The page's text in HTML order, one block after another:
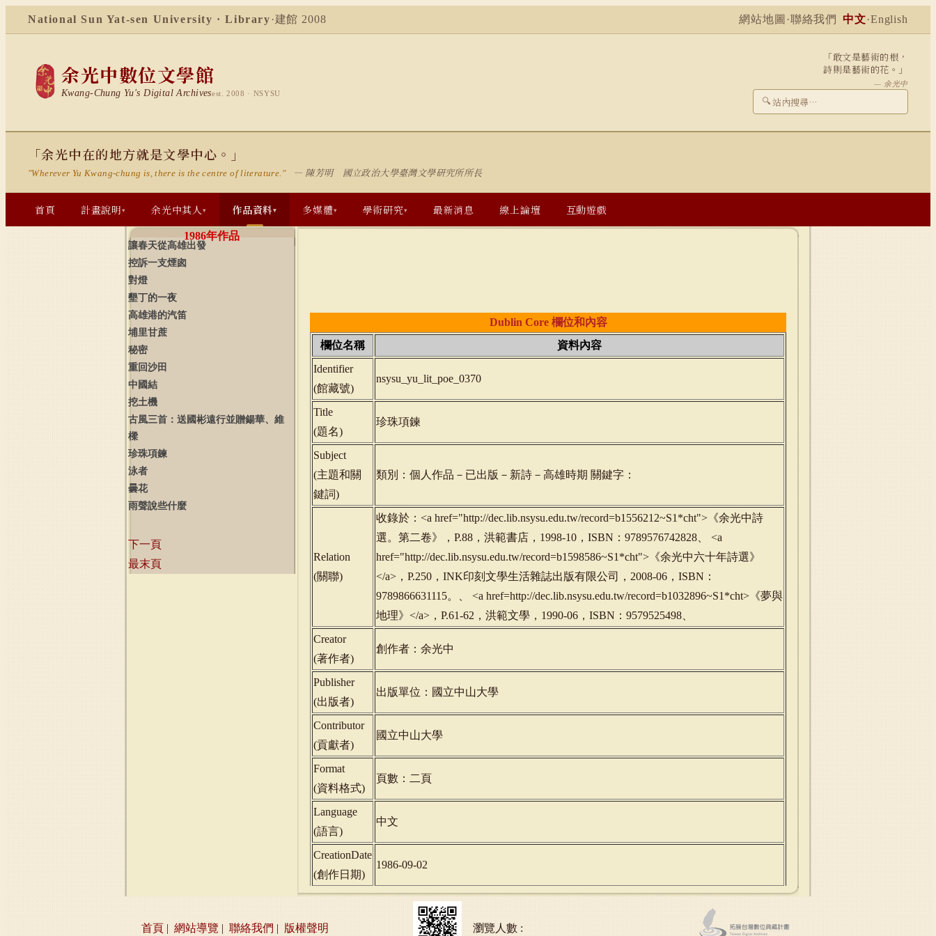
National Sun Yat-sen University · Library ·建館 2008 網站地圖 ·聯絡我們 中文·English
余光中數位文學館
Kwang-Chung Yu's Digital Archivesest. 2008 · NSYSU
「敢文是藝術的根，
詩則是藝術的花。」
— 余光中
🔍
「余光中在的地方就是文學中心。」
"Wherever Yu Kwang-chung is, there is the centre of literature." — 陳芳明 國立政治大學臺灣文學研究所所長
首頁 計畫說明▾ 余光中其人▾ 作品資料▾ 多媒體▾ 學術研究▾ 最新消息 線上論壇 互動遊戲
1986年作品
讓春天從高雄出發
控訴一支煙囪
對燈
墾丁的一夜
高雄港的汽笛
埔里甘蔗
秘密
重回沙田
中國結
挖土機
古風三首：送國彬遠行並贈鍚華、維
樑
珍珠項鍊
泳者
曇花
雨聲說些什麼
下一頁
最末頁
Dublin Core欄位和內容
欄位名稱
資料內容
Identifier
(館藏號)
nsysu_yu_lit_poe_0370
Title
(題名)
珍珠項鍊
Subject
(主題和關
鍵詞)
類別：個人作品－已出版－新詩－高雄時期 關鍵字：
Relation
(關聯)
收錄於：<a href="http://dec.lib.nsysu.edu.tw/record=b1556212~S1*cht">《余光中詩
選。第二卷》，P.88，洪範書店，1998-10，ISBN：9789576742828、 <a
href="http://dec.lib.nsysu.edu.tw/record=b1598586~S1*cht">《余光中六十年詩選》
</a>，P.250，INK印刻文學生活雜誌出版有限公司，2008-06，ISBN：
9789866631115。、 <a href=http://dec.lib.nsysu.edu.tw/record=b1032896~S1*cht>《夢與
地理》</a>，P.61-62，洪範文學，1990-06，ISBN：9579525498、
Creator
(著作者)
創作者：余光中
Publisher
(出版者)
出版單位：國立中山大學
Contributor
(貢獻者)
國立中山大學
Format
(資料格式)
頁數：二頁
Language
(語言)
中文
CreationDate
(創作日期)
1986-09-02
首頁 | 網站導覽 | 聯絡我們 | 版權聲明 瀏覽人數 :